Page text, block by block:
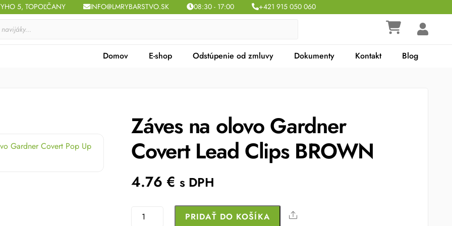
5, TOPOĽČANY INFO@LMRYBARSTVO.SK 08:30 - 17:00 +421 915 050 060
Domov E-shop Odstúpenie od zmluvy Dokumenty Kontakt Blog
Záves na olovo Gardner
Covert Lead Clips BROWN
4.76 € s DPH
množstvo
PRIDAŤ DO KOŠÍKA Share